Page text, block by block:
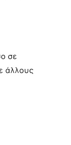
σε
άλλους